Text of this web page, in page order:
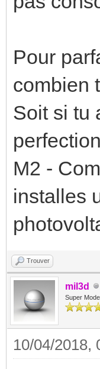
Pour
combien
Soit si tu
M2 -
installes
Trouver
mil3d
Super
10/04/2018,